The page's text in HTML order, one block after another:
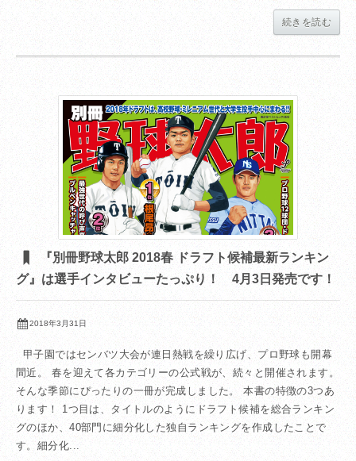
続きを読む
『別冊野球太郎 2018春 ドラフト候補最新ランキン
グ』は選手インタビューたっぷり！ 4月3日発売です！
2018年3月31日
甲子園ではセンバツ大会が連日熱戦を繰り広げ、プロ野球も開幕
間近。 春を迎えて各カテゴリーの公式戦が、続々と開催されます。
そんな季節にぴったりの一冊が完成しました。 本書の特徴の3つあ
ります！ 1つ目は、タイトルのようにドラフト候補を総合ランキン
グのほか、40部門に細分化した独自ランキングを作成したことで
す。細分化...